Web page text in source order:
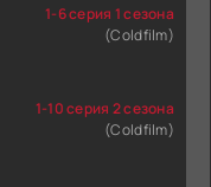
1-6 серия 1 сезона
(Coldfilm)
1-10 серия 2 сезона
(Coldfilm)